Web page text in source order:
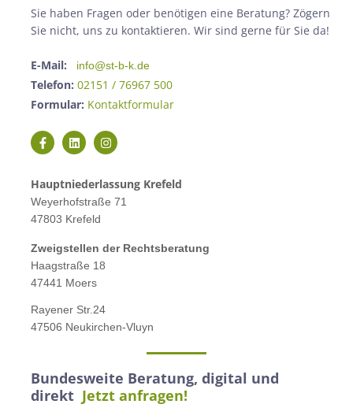
Sie haben Fragen oder benötigen eine Beratung? Zögern
Sie nicht, uns zu kontaktieren. Wir sind gerne für Sie da!
E-Mail: info@st-b-k.de
Telefon: 02151 / 76967 500
Formular: Kontaktformular
Hauptniederlassung Krefeld
Weyerhofstraße 71
47803 Krefeld
Zweigstellen der Rechtsberatung
Haagstraße 18
47441 Moers
Rayener Str.24
47506 Neukirchen-Vluyn
Bundesweite Beratung, digital und
direkt Jetzt anfragen!